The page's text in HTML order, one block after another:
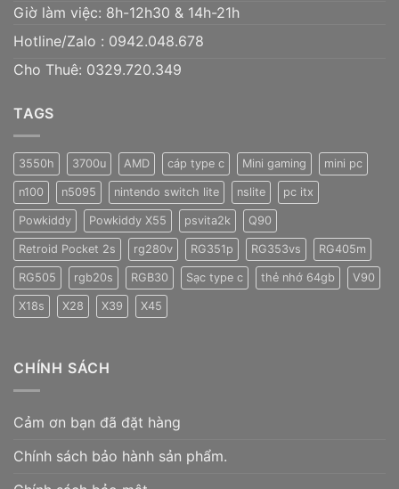
Giờ làm việc: 8h-12h30 & 14h-21h
Hotline/Zalo : 0942.048.678
Cho Thuê: 0329.720.349
TAGS
3550h 3700u AMD cáp type c Mini gaming mini pc
n100 n5095 nintendo switch lite nslite pc itx
Powkiddy Powkiddy X55 psvita2k Q90
Retroid Pocket 2s rg280v RG351p RG353vs RG405m
RG505 rgb20s RGB30 Sạc type c thẻ nhớ 64gb V90
X18s X28 X39 X45
CHÍNH SÁCH
Cảm ơn bạn đã đặt hàng
Chính sách bảo hành sản phẩm.